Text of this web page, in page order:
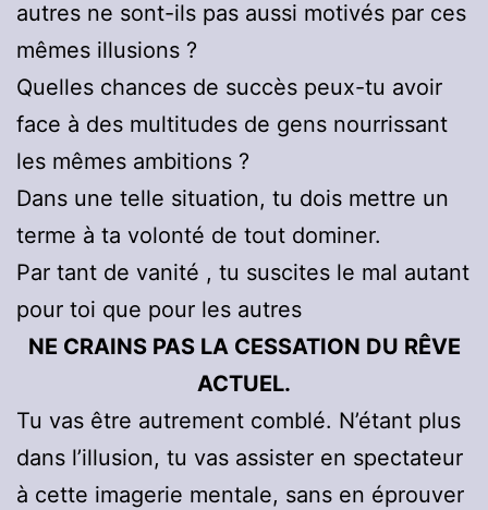
autres ne sont-ils pas aussi motivés par ces
mêmes illusions ?
Quelles chances de succès peux-tu avoir
face à des multitudes de gens nourrissant
les mêmes ambitions ?
Dans une telle situation, tu dois mettre un
terme à ta volonté de tout dominer.
Par tant de vanité , tu suscites le mal autant
pour toi que pour les autres
NE CRAINS PAS LA CESSATION DU RÊVE
ACTUEL.
Tu vas être autrement comblé. N’étant plus
dans l’illusion, tu vas assister en spectateur
à cette imagerie mentale, sans en éprouver